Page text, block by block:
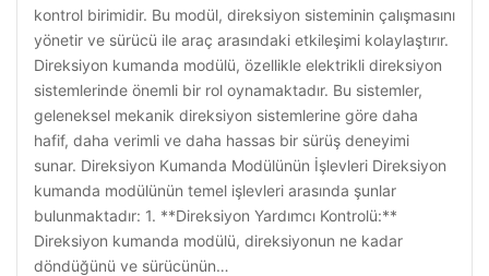
kontrol birimidir. Bu modül, direksiyon sisteminin çalışmasını
yönetir ve sürücü ile araç arasındaki etkileşimi kolaylaştırır.
Direksiyon kumanda modülü, özellikle elektrikli direksiyon
sistemlerinde önemli bir rol oynamaktadır. Bu sistemler,
geleneksel mekanik direksiyon sistemlerine göre daha
hafif, daha verimli ve daha hassas bir sürüş deneyimi
sunar. Direksiyon Kumanda Modülünün İşlevleri Direksiyon
kumanda modülünün temel işlevleri arasında şunlar
bulunmaktadır: 1. **Direksiyon Yardımcı Kontrolü:**
Direksiyon kumanda modülü, direksiyonun ne kadar
döndüğünü ve sürücünün…